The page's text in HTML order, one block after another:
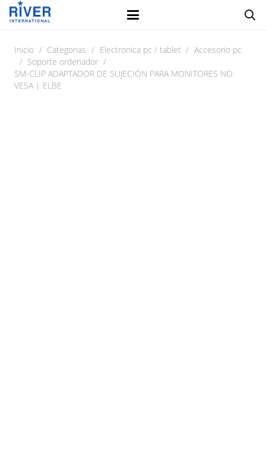
Inicio / Categorias / Electronica pc / tablet / Accesorio pc
/ Soporte ordenador /
SM-CLIP ADAPTADOR DE SUJECIÓN PARA MONITORES NO
VESA | ELBE